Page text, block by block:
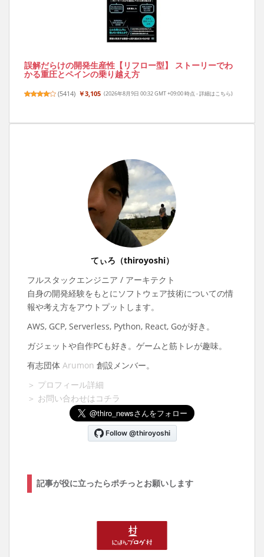
誤解だらけの開発生産性【リフロー型】 ストーリーでわ
かる重圧とペインの乗り越え方
(5414) ￥3,105 (2026年8月9日 00:32 GMT +09:00 時点 -詳細はこちら)
てぃろ（thiroyoshi）
フルスタックエンジニア / アーキテクト
自身の開発経験をもとにソフトウェア技術についての情
報や考え方をアウトプットします。
AWS, GCP, Serverless, Python, React, Goが好き。
ガジェットや自作PCも好き。ゲームと筋トレが趣味。
有志団体 Arumon 創設メンバー。
＞ プロフィール詳細
＞ お問い合わせはコチラ
記事が役に立ったらポチっとお願いします